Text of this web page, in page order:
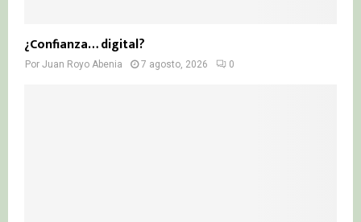
¿Confianza… digital?
Por Juan Royo Abenia 7 agosto, 2026 0